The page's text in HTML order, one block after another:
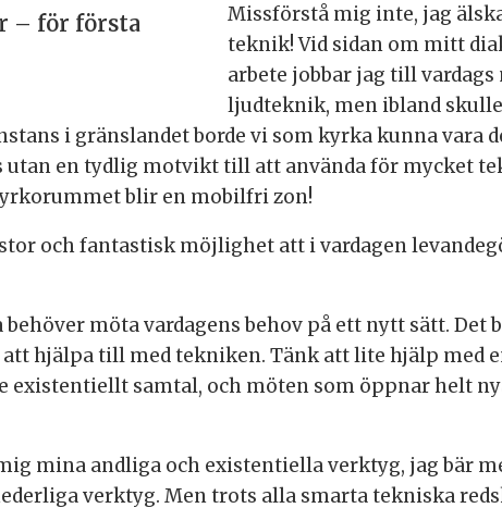
– för första
Missförstå mig inte, jag
teknik! Vid sidan om mitt
arbete jobbar jag till vardags
ljudteknik, men ibland
i gränslandet borde vi som kyrka kunna vara
utan en tydlig motvikt till att använda för mycket
blir en mobilfri zon!
och fantastisk möjlighet att i vardagen
möta vardagens behov på ett nytt sätt. Det
hjälpa till med tekniken. Tänk att lite hjälp med
samtal, och möten som öppnar helt
mina andliga och existentiella verktyg, jag bär
verktyg. Men trots alla smarta tekniska